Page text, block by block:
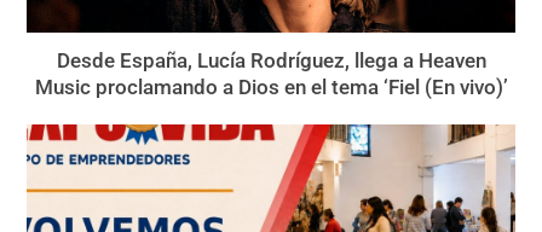
Desde España, Lucía Rodríguez, llega a Heaven
Music proclamando a Dios en el tema ‘Fiel (En vivo)’